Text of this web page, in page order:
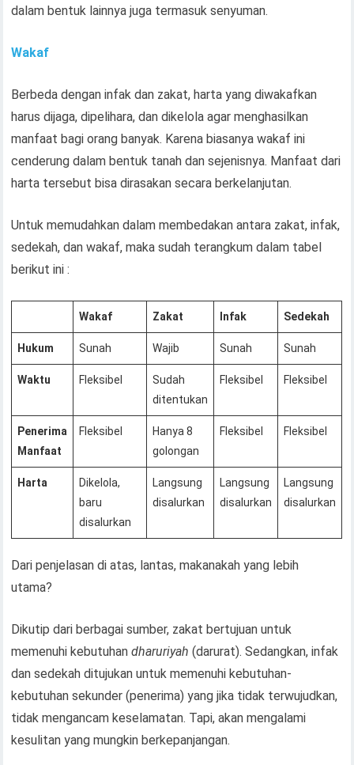
dalam bentuk lainnya juga termasuk senyuman.
Wakaf
Berbeda dengan infak dan zakat, harta yang diwakafkan
harus dijaga, dipelihara, dan dikelola agar menghasilkan
manfaat bagi orang banyak. Karena biasanya wakaf ini
cenderung dalam bentuk tanah dan sejenisnya. Manfaat dari
harta tersebut bisa dirasakan secara berkelanjutan.
Untuk memudahkan dalam membedakan antara zakat, infak,
sedekah, dan wakaf, maka sudah terangkum dalam tabel
berikut ini :
Wakaf Zakat Infak Sedekah
Hukum Sunah Wajib Sunah Sunah
Waktu Fleksibel
Sudah
ditentukan
Fleksibel Fleksibel
Penerima
Manfaat
Fleksibel
Hanya 8
golongan
Fleksibel Fleksibel
Harta
Dikelola,
baru
disalurkan
Langsung
disalurkan
Langsung
disalurkan
Langsung
disalurkan
Dari penjelasan di atas, lantas, makanakah yang lebih
utama?
Dikutip dari berbagai sumber, zakat bertujuan untuk
memenuhi kebutuhandharuriyah(darurat). Sedangkan, infak
dan sedekah ditujukan untuk memenuhi kebutuhan-
kebutuhan sekunder (penerima) yang jika tidak terwujudkan,
tidak mengancam keselamatan. Tapi, akan mengalami
kesulitan yang mungkin berkepanjangan.